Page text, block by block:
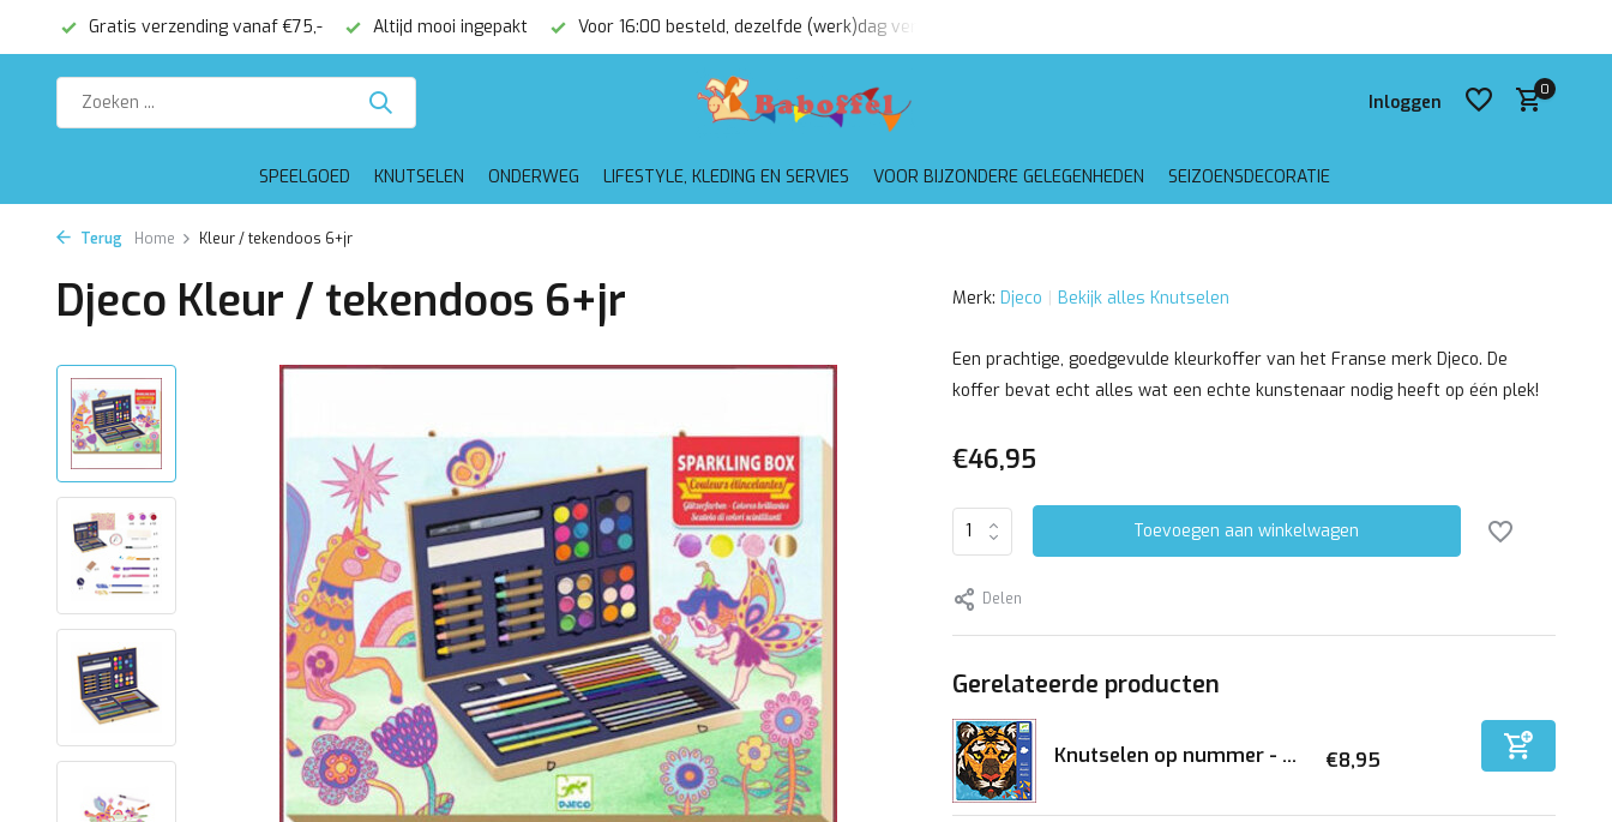
Gratis verzending vanaf €75,- Altijd mooi ingepakt Voor 16:00 besteld, dezelfde (werk)dag verzonden
Inloggen
0
SPEELGOED KNUTSELEN ONDERWEG LIFESTYLE, KLEDING EN SERVIES VOOR BIJZONDERE GELEGENHEDEN SEIZOENSDECORATIE
Terug Home Kleur / tekendoos 6+jr
Djeco Kleur / tekendoos 6+jr Merk: Djeco Bekijk alles Knutselen
Een prachtige, goedgevulde kleurkoffer van het Franse merk Djeco. De
koffer bevat echt alles wat een echte kunstenaar nodig heeft op één plek!
€46,95
Toevoegen aan winkelwagen
Delen
Gerelateerde producten
Knutselen op nummer - ... €8,95